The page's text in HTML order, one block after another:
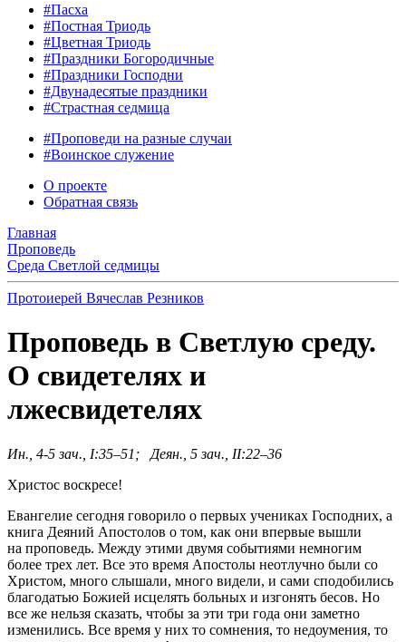
#Пасха
#Постная Триодь
#Цветная Триодь
#Праздники Богородичные
#Праздники Господни
#Двунадесятые праздники
#Страстная седмица
#Проповеди на разные случаи
#Воинское служение
О проекте
Обратная связь
Главная
Проповедь
Среда Светлой седмицы
Протоиерей Вячеслав Резников
Проповедь в Светлую среду.
О свидетелях и
лжесвидетелях
Ин., 4-5 зач., I:35–51; Деян., 5 зач., II:22–36
Христос воскресе!
Евангелие сегодня говорило о первых учениках Господних, а
книга Деяний Апостолов о том, как они впервые вышли
на проповедь. Между этими двумя событиями немногим
более трех лет. Все это время Апостолы неотлучно были со
Христом, много слышали, много видели, и сами сподобились
благодатью Божией исцелять больных и изгонять бесов. Но
все же нельзя сказать, чтобы за эти три года они заметно
изменились. Все время у них то сомнения, то недоумения, то